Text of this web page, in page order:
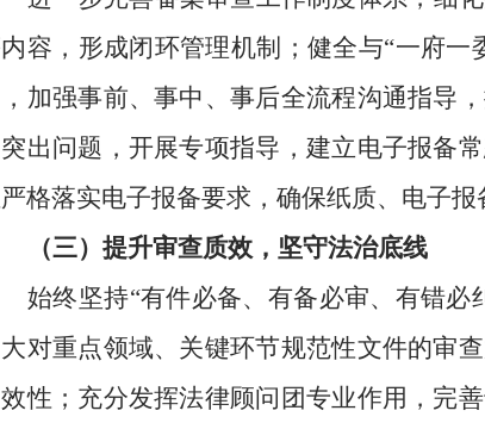
容，形成闭环管理机制；健全与“一府一
加强事前、事中、事后全流程沟通指导
出问题，开展专项指导，建立电子报备
格落实电子报备要求，确保纸质、电子报
（三）提升审查质效，坚守法治底线
始终坚持“有件必备、有备必审、有错必
对重点领域、关键环节规范性文件的审
性；充分发挥法律顾问团专业作用，完